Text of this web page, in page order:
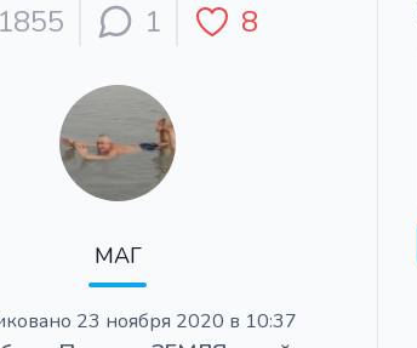
1855 1 8
МАГ
23 ноября 2020 в 10:37